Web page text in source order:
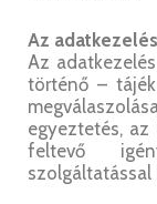
Az
Az
történő –
egyeztetés,
feltevő